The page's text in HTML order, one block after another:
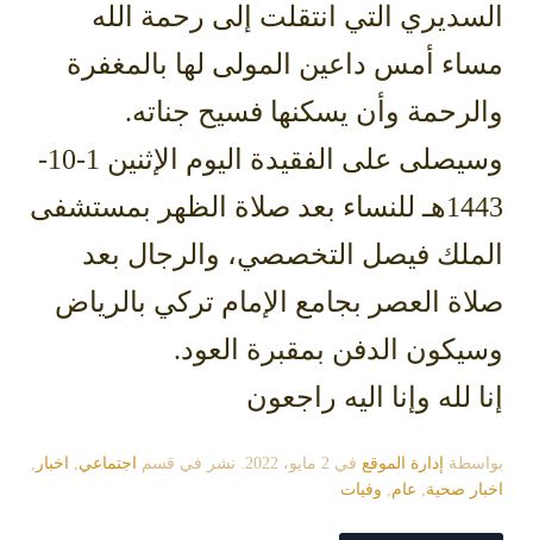
السديري التي انتقلت إلى رحمة الله
مساء أمس داعين المولى لها بالمغفرة
والرحمة وأن يسكنها فسيح جناته.
وسيصلى على الفقيدة اليوم الإثنين 1-10-
1443هـ للنساء بعد صلاة الظهر بمستشفى
الملك فيصل التخصصي، والرجال بعد
صلاة العصر بجامع الإمام تركي بالرياض
وسيكون الدفن بمقبرة العود.
إنا لله وإنا اليه راجعون
بواسطة إدارة الموقع في 2 مايو، 2022 . نشر في قسم اجتماعي, اخبار ,
اخبار صحية, عام, وفيات